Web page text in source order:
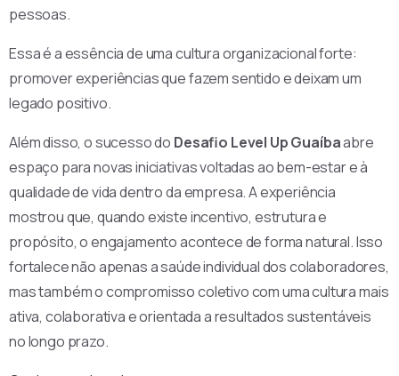
pessoas.
Essa é a essência de uma cultura organizacional forte:
promover experiências que fazem sentido e deixam um
legado positivo.
Além disso, o sucesso do Desafio Level Up Guaíbaabre
espaço para novas iniciativas voltadas ao bem-estar e à
qualidade de vida dentro da empresa. A experiência
mostrou que, quando existe incentivo, estrutura e
propósito, o engajamento acontece de forma natural. Isso
fortalece não apenas a saúde individual dos colaboradores,
mas também o compromisso coletivo com uma cultura mais
ativa, colaborativa e orientada a resultados sustentáveis
no longo prazo.